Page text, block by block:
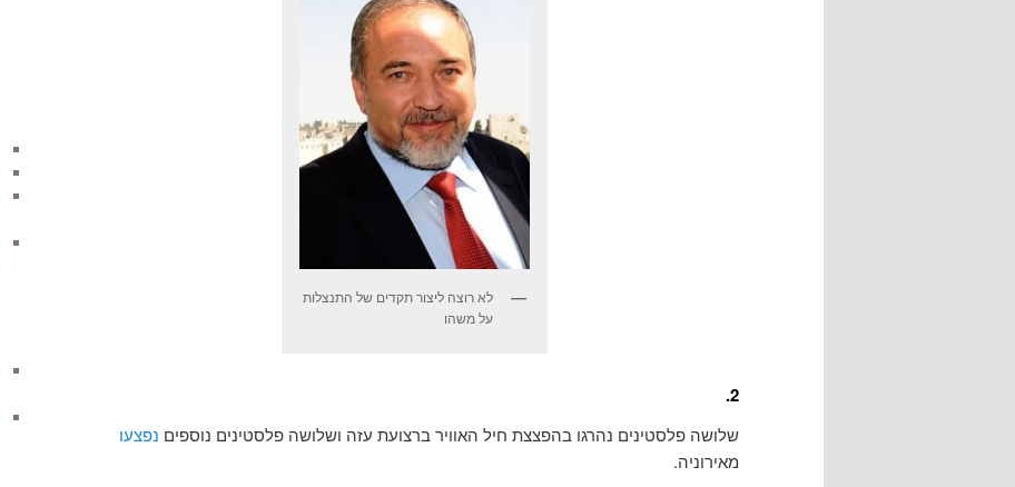
לא רוצה ליצור תקדים של התנצלות
על משהו
2.
שלושה פלסטינים נהרגו בהפצצת חיל האוויר ברצועת עזה ושלושה פלסטינים נוספים נפצעו
מאירוניה.